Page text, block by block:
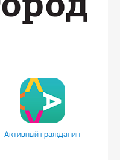
Активный гражданин